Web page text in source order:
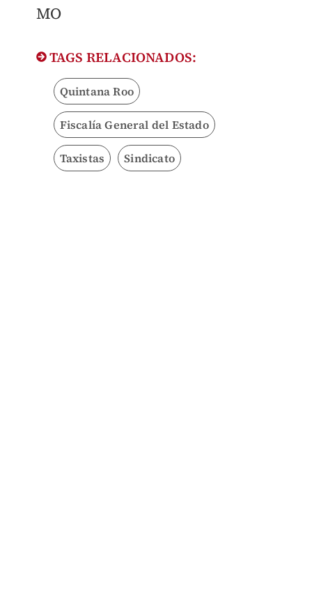
MO
TAGS RELACIONADOS:
Quintana Roo
Fiscalía General del Estado
Taxistas Sindicato